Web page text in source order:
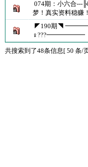
074期：小六合---
梦！真实资料稳赚
◤190期◥
♀???━━━━━━
共搜索到了48条信息[ 50 条/